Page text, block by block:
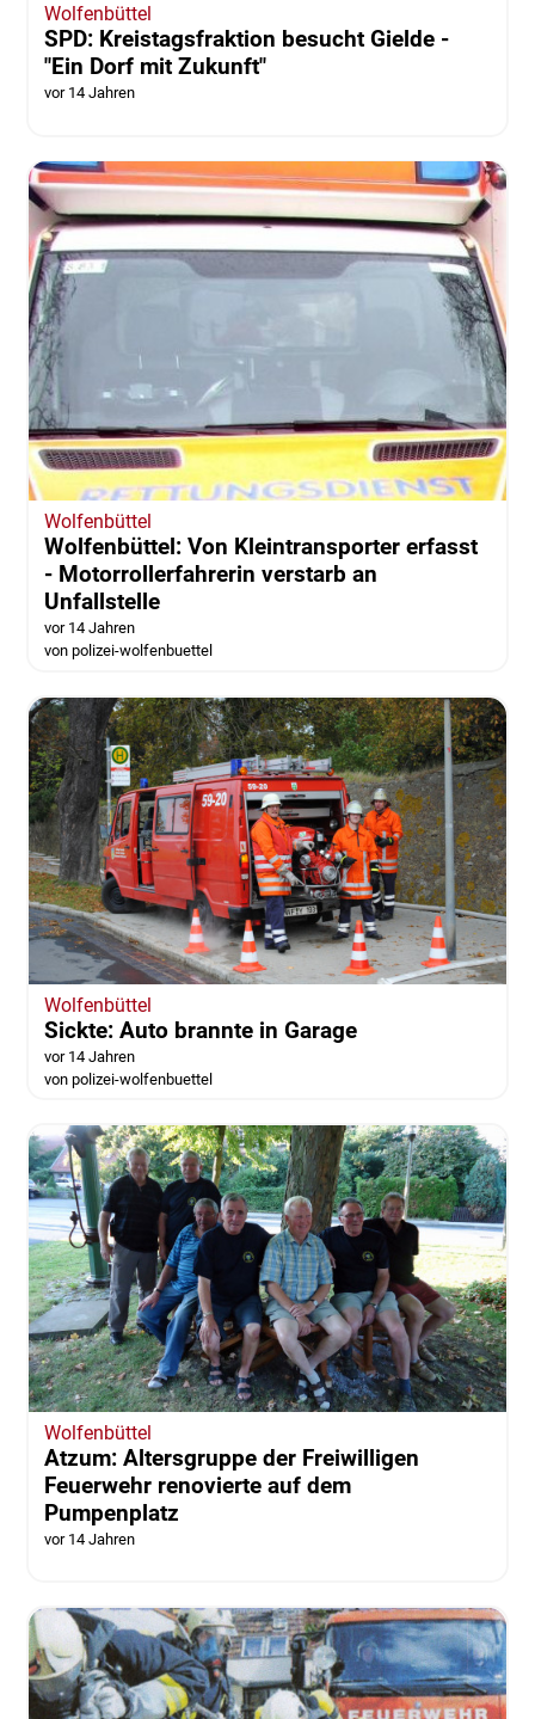
Wolfenbüttel
SPD: Kreistagsfraktion besucht Gielde -
"Ein Dorf mit Zukunft"
vor 14 Jahren
Wolfenbüttel
Wolfenbüttel: Von Kleintransporter erfasst
- Motorrollerfahrerin verstarb an
Unfallstelle
vor 14 Jahren
von polizei-wolfenbuettel
Wolfenbüttel
Sickte: Auto brannte in Garage
vor 14 Jahren
von polizei-wolfenbuettel
Wolfenbüttel
Atzum: Altersgruppe der Freiwilligen
Feuerwehr renovierte auf dem
Pumpenplatz
vor 14 Jahren